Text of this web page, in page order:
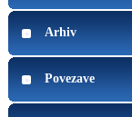
Arhiv
Povezave